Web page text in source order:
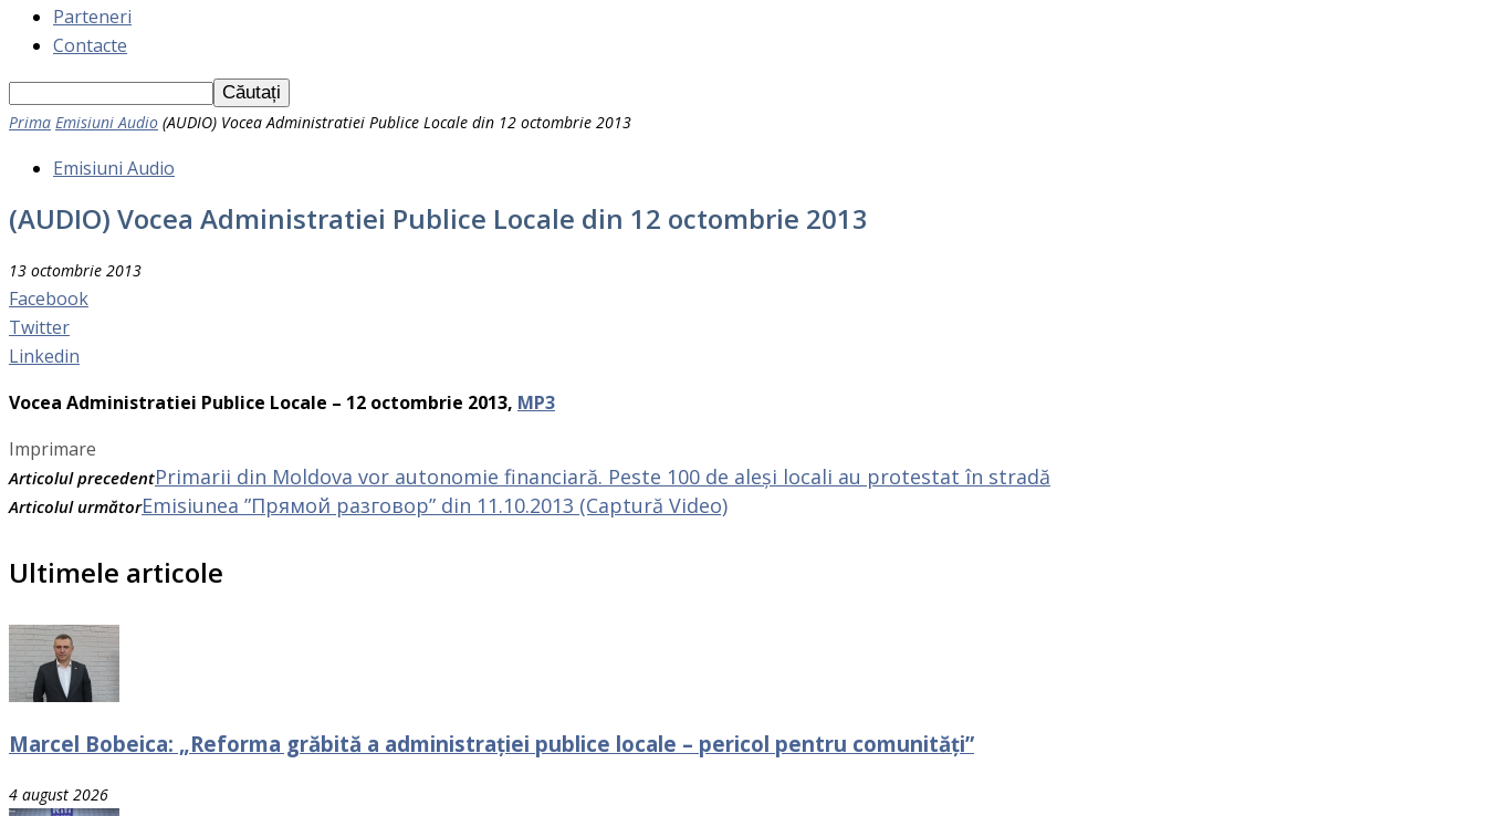
Parteneri
Contacte
Prima Emisiuni Audio (AUDIO) Vocea Administratiei Publice Locale din 12 octombrie 2013
Emisiuni Audio
(AUDIO) Vocea Administratiei Publice Locale din 12 octombrie 2013
13 octombrie 2013
Facebook
Twitter
Linkedin
Vocea Administratiei Publice Locale – 12 octombrie 2013, MP3
Imprimare
Articolul precedentPrimarii din Moldova vor autonomie financiară. Peste 100 de aleși locali au protestat în stradă
Articolul următorEmisiunea ”Прямой разговор” din 11.10.2013 (Captură Video)
Ultimele articole
Marcel Bobeica: „Reforma grăbită a administrației publice locale – pericol pentru comunități”
4 august 2026